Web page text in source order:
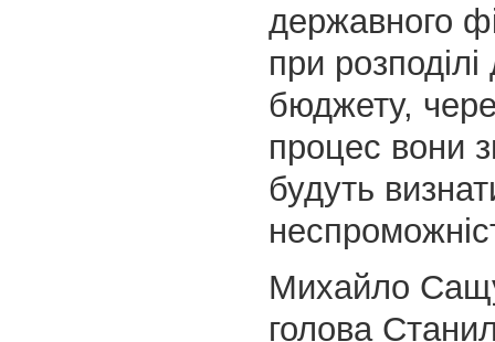
державного
при
бюджету,
процес вони
будуть
Михайло
голова